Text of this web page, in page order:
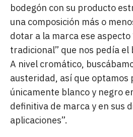
bodegón con su producto
una composición más o
dotar a la marca ese
tradicional” que nos pedía
A nivel cromático,
austeridad, así que optamos
únicamente blanco y negro
definitiva de marca y en sus
aplicaciones”.